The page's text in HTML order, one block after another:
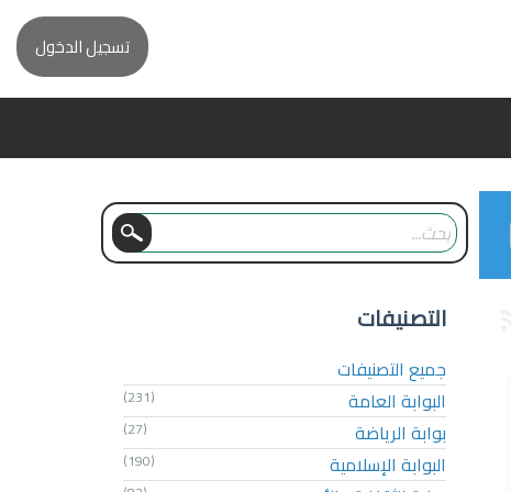
تسجيل الدخول
التصنيفات
جميع التصنيفات
البوابة العامة
(231)
بوابة الرياضة (27)
البوابة الإسلامية (190)